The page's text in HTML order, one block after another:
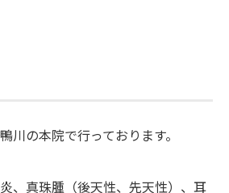
川の本院で行っております。
、真珠腫（後天性、先天性）、耳